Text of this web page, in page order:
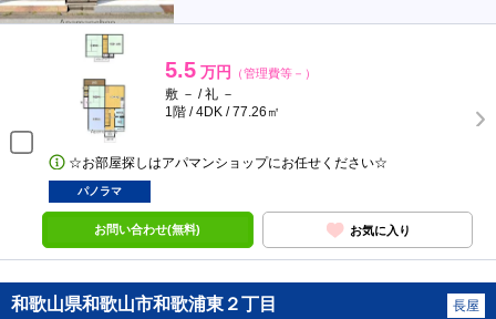
5.5 万円 （管理費等－）
敷 － / 礼 －
1階 / 4DK / 77.26㎡
☆お部屋探しはアパマンショップにお任せください☆
パノラマ
お問い合わせ(無料) お気に入り
和歌山県和歌山市和歌浦東２丁目 長屋